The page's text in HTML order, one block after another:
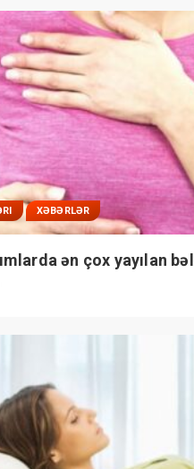
XƏBƏRLƏR
ən çox yayılan